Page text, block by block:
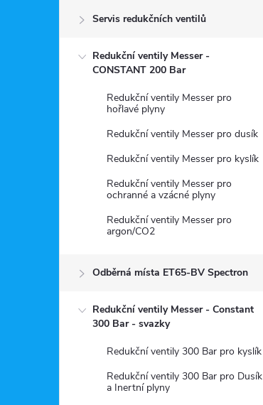
Servis redukčních ventilů
Redukční ventily Messer -
CONSTANT 200 Bar
Redukční ventily Messer pro
hořlavé plyny
Redukční ventily Messer pro dusík
Redukční ventily Messer pro kyslík
Redukční ventily Messer pro
ochranné a vzácné plyny
Redukční ventily Messer pro
argon/CO2
Odběrná místa ET65-BV Spectron
Redukční ventily Messer - Constant
300 Bar - svazky
Redukční ventily 300 Bar pro kyslík
Redukční ventily 300 Bar pro Dusík
a Inertní plyny